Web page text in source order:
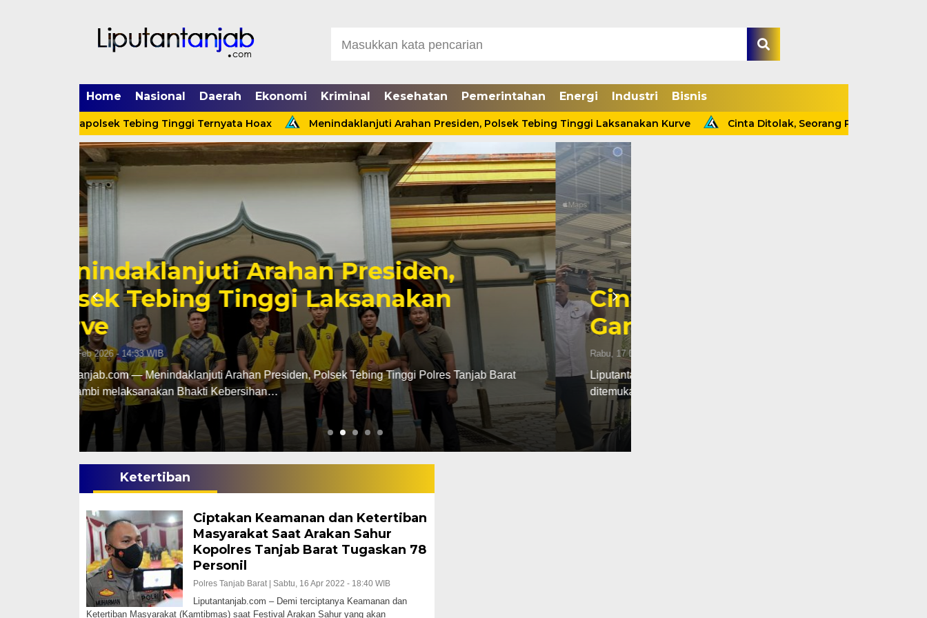
Home Nasional Daerah Ekonomi Kriminal Kesehatan Pemerintahan Energi Industri Bisnis
Menerpa Kapolsek Tebing Tinggi Ternyata Hoax Menindaklanjuti Arahan Presiden, Polsek Tebing Tinggi Laksanakan Kurve Cinta Ditolak, Seorang Pria Tewas
Cinta Ditolak, Seorang Pria Tewas
Gantung Diri Di Tanjab Barat
Rabu, 17 Des 2025 - 18:29 WIB
Liputantanjab.com – Tragis seorang Pria inisial RN (25) di Kabupaten Tanjung Jabung Barat Jambi
ditemukan tewas…
Ketertiban
Ciptakan Keamanan dan Ketertiban
Masyarakat Saat Arakan Sahur
Kopolres Tanjab Barat Tugaskan 78
Personil
Polres Tanjab Barat | Sabtu, 16 Apr 2022 - 18:40 WIB
Liputantanjab.com – Demi terciptanya Keamanan dan
Ketertiban Masyarakat (Kamtibmas) saat Festival Arakan Sahur yang akan